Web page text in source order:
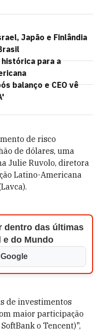
Japão e Finlândia
para a
balanço e CEO vê
de risco
de dólares, uma
Julie Ruvolo, diretora
Latino-Americana
dentro das últimas
do Mundo
de investimentos
maior participação
o Tencent)",